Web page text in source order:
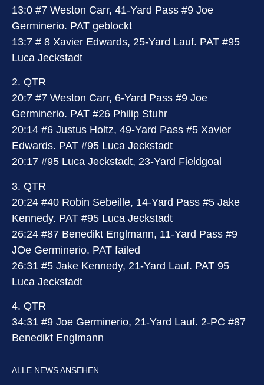
13:0 #7 Weston Carr, 41-Yard Pass #9 Joe
Germinerio. PAT geblockt
13:7 # 8 Xavier Edwards, 25-Yard Lauf. PAT #95
Luca Jeckstadt
2. QTR
20:7 #7 Weston Carr, 6-Yard Pass #9 Joe
Germinerio. PAT #26 Philip Stuhr
20:14 #6 Justus Holtz, 49-Yard Pass #5 Xavier
Edwards. PAT #95 Luca Jeckstadt
20:17 #95 Luca Jeckstadt, 23-Yard Fieldgoal
3. QTR
20:24 #40 Robin Sebeille, 14-Yard Pass #5 Jake
Kennedy. PAT #95 Luca Jeckstadt
26:24 #87 Benedikt Englmann, 11-Yard Pass #9
JOe Germinerio. PAT failed
26:31 #5 Jake Kennedy, 21-Yard Lauf. PAT 95
Luca Jeckstadt
4. QTR
34:31 #9 Joe Germinerio, 21-Yard Lauf. 2-PC #87
Benedikt Englmann
ALLE NEWS ANSEHEN